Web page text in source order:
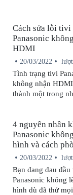
Panasonic cũng
khắc phục tình
nhà nhanh chóng,
Cách sửa lỗi tivi
Panasonic
HDMI
20/03/2022
Tình trạng tivi
không nhận
thành một trong
kỹ thuật viên
trong một số
vẫn có thể tự mình
tại nhà.
4 nguyên nhân
Panasonic
hình và cách
20/03/2022
Bạn đang đau
Panasonic không
hình dù đã thử